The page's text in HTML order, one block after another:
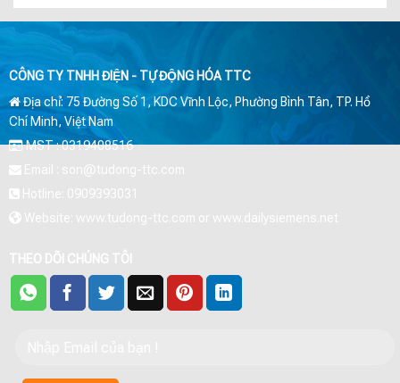
CÔNG TY TNHH ĐIỆN - TỰ ĐỘNG HÓA TTC
Địa chỉ: 75 Đường Số 1, KDC Vĩnh Lộc, Phường Bình Tân, TP. Hồ
Chí Minh, Việt Nam
MST : 0319408516
Email : son@tudong-ttc.com
Hotline: 0909393031
Website: www.tudong-ttc.com or www.dailysiemens.net
THEO DÕI CHÚNG TÔI